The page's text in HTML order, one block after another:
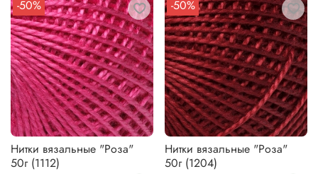
-50%
Нитки вязальные "Роза"
50г (1112)
-50%
Нитки вязальные "Роза"
50г (1204)